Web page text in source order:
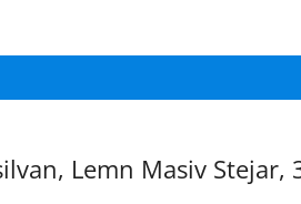
Lemn Masiv